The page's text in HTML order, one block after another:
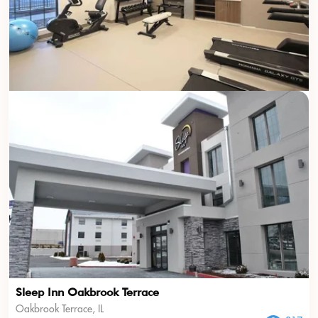
Sleep Inn Oakbrook Terrace
Oakbrook Terrace, IL
???USD